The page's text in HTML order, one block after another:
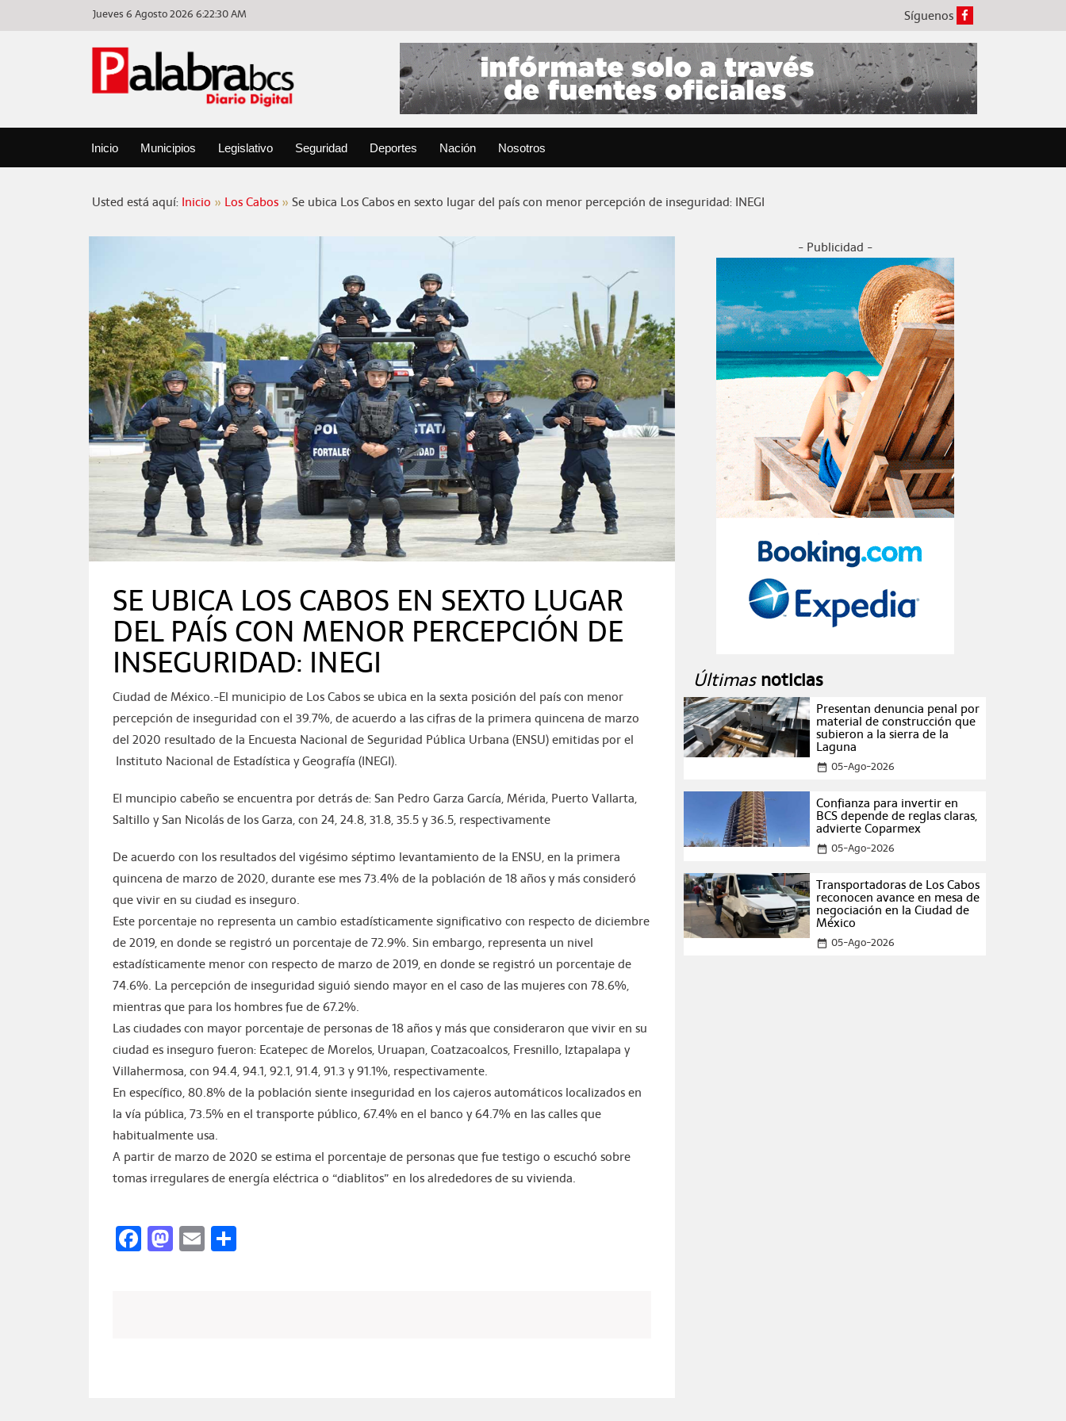
Jueves 6 Agosto 20266:22:30 AM Síguenos
Inicio Municipios Legislativo Seguridad Deportes Nación Nosotros
Usted está aquí: Inicio Los Cabos Se ubica Los Cabos en sexto lugar del país con menor percepción de inseguridad: INEGI
SE UBICA LOS CABOS EN SEXTO LUGAR
DEL PAÍS CON MENOR PERCEPCIÓN DE
INSEGURIDAD: INEGI
Ciudad de México.-El municipio de Los Cabos se ubica en la sexta posición del país con menor
percepción de inseguridad con el 39.7%, de acuerdo a las cifras de la primera quincena de marzo
del 2020 resultado de la Encuesta Nacional de Seguridad Pública Urbana (ENSU) emitidas por el
Instituto Nacional de Estadística y Geografía (INEGI).
El muncipio cabeño se encuentra por detrás de: San Pedro Garza García, Mérida, Puerto Vallarta,
Saltillo y San Nicolás de los Garza, con 24, 24.8, 31.8, 35.5 y 36.5, respectivamente
De acuerdo con los resultados del vigésimo séptimo levantamiento de la ENSU, en la primera
quincena de marzo de 2020, durante ese mes 73.4% de la población de 18 años y más consideró
que vivir en su ciudad es inseguro.
Este porcentaje no representa un cambio estadísticamente significativo con respecto de diciembre
de 2019, en donde se registró un porcentaje de 72.9%. Sin embargo, representa un nivel
estadísticamente menor con respecto de marzo de 2019, en donde se registró un porcentaje de
74.6%. La percepción de inseguridad siguió siendo mayor en el caso de las mujeres con 78.6%,
mientras que para los hombres fue de 67.2%.
Las ciudades con mayor porcentaje de personas de 18 años y más que consideraron que vivir en su
ciudad es inseguro fueron: Ecatepec de Morelos, Uruapan, Coatzacoalcos, Fresnillo, Iztapalapa y
Villahermosa, con 94.4, 94.1, 92.1, 91.4, 91.3 y 91.1%, respectivamente.
En específico, 80.8% de la población siente inseguridad en los cajeros automáticos localizados en
la vía pública, 73.5% en el transporte público, 67.4% en el banco y 64.7% en las calles que
habitualmente usa.
A partir de marzo de 2020 se estima el porcentaje de personas que fue testigo o escuchó sobre
tomas irregulares de energía eléctrica o “diablitos” en los alrededores de su vivienda.
Facebook
Mastodon
Email
- Publicidad -
Últimas noticias
Presentan denuncia penal por
material de construcción que
subieron a la sierra de la
Laguna
date_range 05-Ago-2026
Confianza para invertir en
BCS depende de reglas claras,
advierte Coparmex
date_range 05-Ago-2026
Transportadoras de Los Cabos
reconocen avance en mesa de
negociación en la Ciudad de
México
date_range 05-Ago-2026